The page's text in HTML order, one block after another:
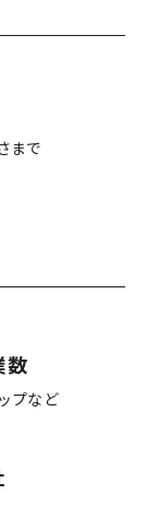
まで
数
プなど